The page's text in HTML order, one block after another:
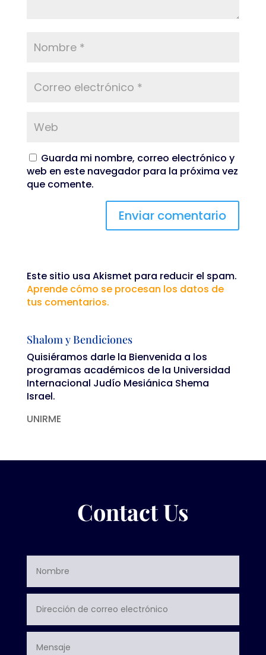
Guarda mi nombre, correo electrónico y
web en este navegador para la próxima vez
que comente.
Este sitio usa Akismet para reducir el spam.
Aprende cómo se procesan los datos de
tus comentarios.
Shalom y Bendiciones
Quisiéramos darle la Bienvenida a los
programas académicos de la Universidad
Internacional Judío Mesiánica Shema
Israel.
UNIRME
Contact Us